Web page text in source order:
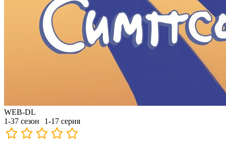
WEB-DL
1-37 сезон
1-17 серия